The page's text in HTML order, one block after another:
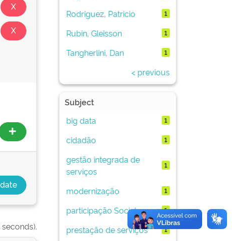
Rodriguez, Patricio 1
Rubin, Gleisson 1
Tangherlini, Dan 1
< previous
Subject
big data
1
cidadão 1
gestão integrada de
serviços
1
modernização 1
participação Social 1
prestação de serviços 1